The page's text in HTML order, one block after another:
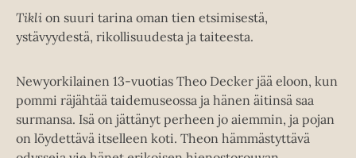
Tikli on suuri tarina oman tien etsimisestä,
ystävyydestä, rikollisuudesta ja taiteesta.
Newyorkilainen 13-vuotias Theo Decker jää eloon, kun
pommi räjähtää taidemuseossa ja hänen äitinsä saa
surmansa. Isä on jättänyt perheen jo aiemmin, ja pojan
on löydettävä itselleen koti. Theon hämmästyttävä